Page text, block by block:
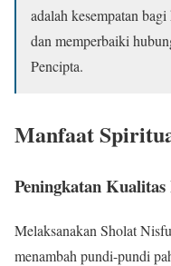
adalah kesempatan
dan memperbaiki
Pencipta.
Manfaat
Peningkatan
Melaksanakan Sholat
menambah pundi-pundi